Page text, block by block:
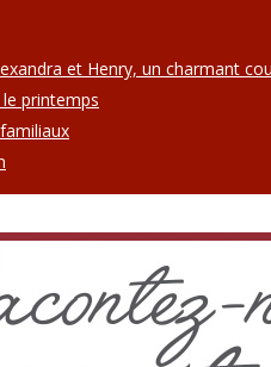
et Henry, un charmant
printemps